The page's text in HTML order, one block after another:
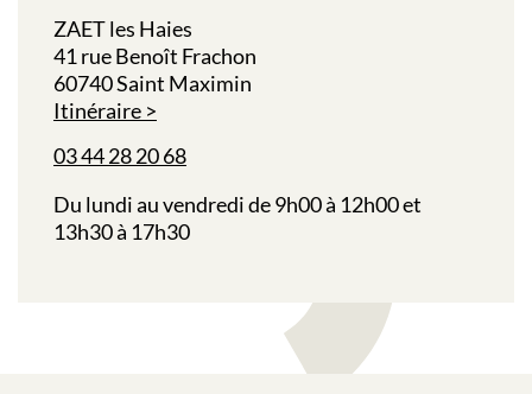
ZAET les Haies
41 rue Benoît Frachon
60740 Saint Maximin
Itinéraire
03 44 28 20 68
Du lundi au vendredi de 9h00 à 12h00 et
13h30 à 17h30